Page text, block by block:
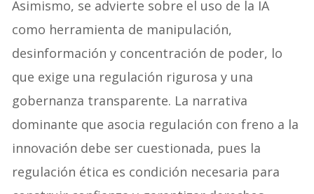
Asimismo, se advierte sobre el uso de la IA
como herramienta de manipulación,
desinformación y concentración de poder, lo
que exige una regulación rigurosa y una
gobernanza transparente. La narrativa
dominante que asocia regulación con freno a la
innovación debe ser cuestionada, pues la
regulación ética es condición necesaria para